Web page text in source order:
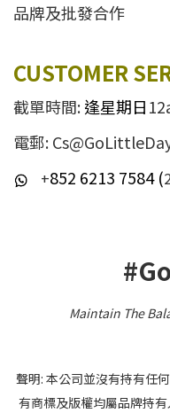
品牌及批發合作
CUSTOMER
截單時間:逢星期日
電郵:
+852 6213 7584 (
Maintain The
聲明: 本公司並沒有持有任
有商標及版權均屬品牌持